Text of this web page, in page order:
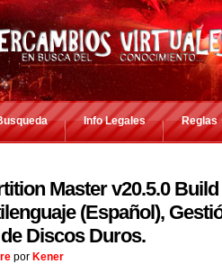
Info Legales Reglas
Master v20.5.0 Build
(Español),
Discos Duros.
por Kener